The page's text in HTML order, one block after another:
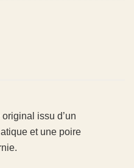
issu d’un
et une poire